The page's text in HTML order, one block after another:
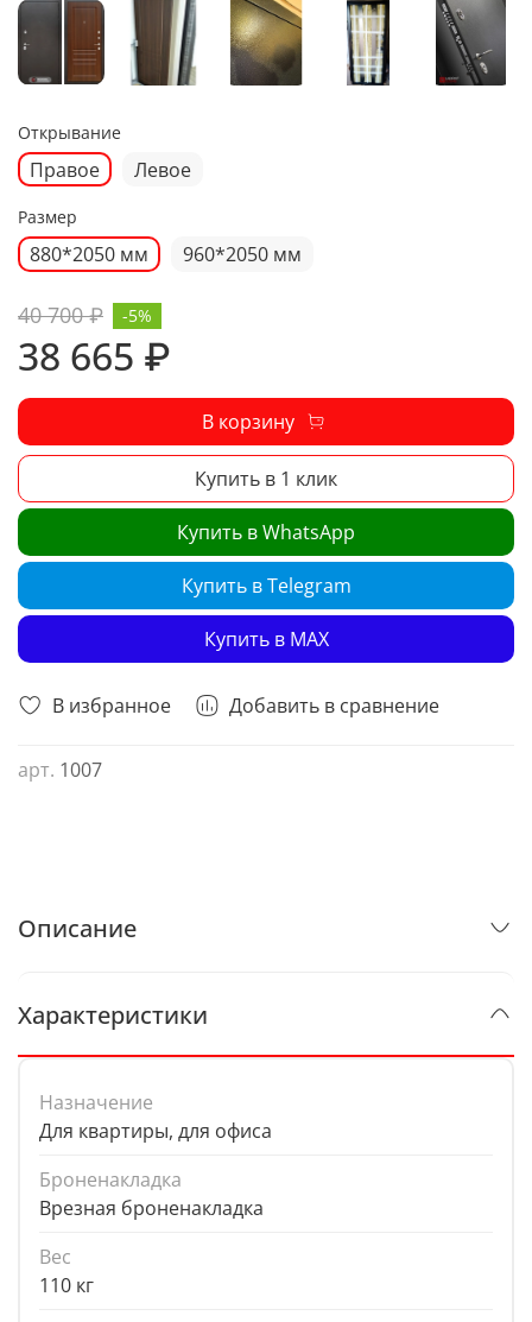
В избранное Добавить в сравнение
арт. 1007
Открывание
Правое Левое
Размер
880*2050 мм 960*2050 мм
40 700 ₽
38 665 ₽
-5%
В корзину
Купить в 1 клик
Купить в WhatsApp
Купить в Telegram
Купить в MAX
Описание
Характеристики
Назначение
Для квартиры, для офиса
Броненакладка
Врезная броненакладка
Вес
110 кг